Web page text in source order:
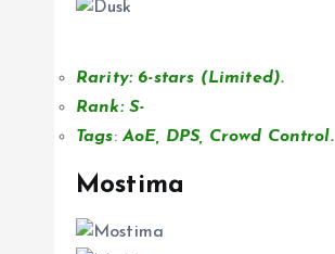
Rarity: 6-stars (Limited).
Rank: S-
Tags: AoE, DPS, Crowd Control.
Mostima